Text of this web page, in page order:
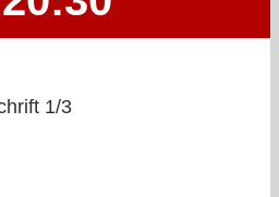
1/3